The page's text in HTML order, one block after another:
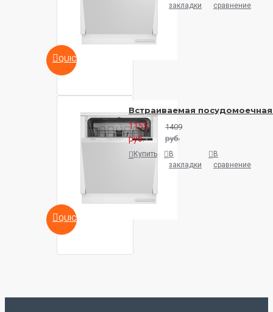
QUICKVIEW
закладки
сравнение
QUICKVIEW
Встраиваемая
1155
руб.
1409
руб.
Купить
В
закладки
В
сравнение